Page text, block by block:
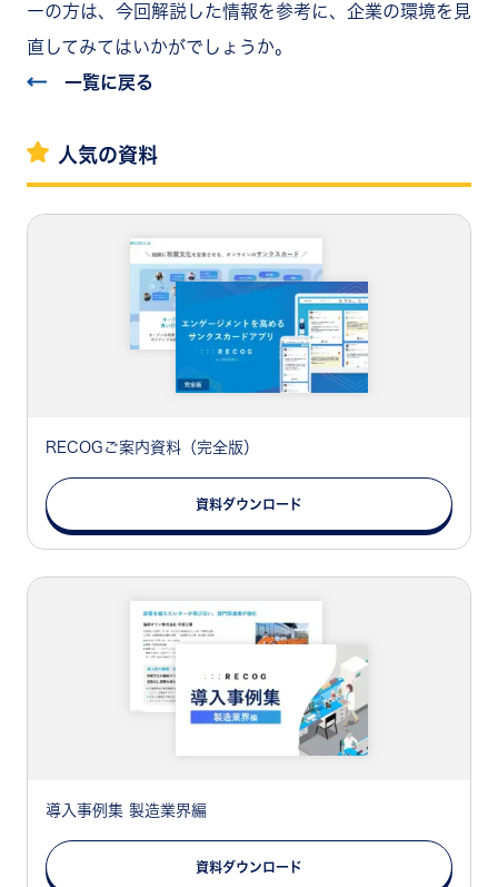
ーの方は、今回解説した情報を参考に、企業の環境を見
直してみてはいかがでしょうか。
一覧に戻る
人気の資料
RECOGご案内資料（完全版）
資料ダウンロード
導入事例集 製造業界編
資料ダウンロード